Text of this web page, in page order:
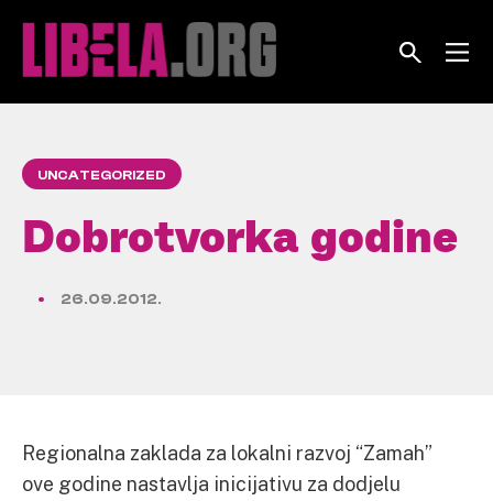
UNCATEGORIZED
Dobrotvorka godine
26.09.2012.
Regionalna zaklada za lokalni razvoj “Zamah”
ove godine nastavlja inicijativu za dodjelu